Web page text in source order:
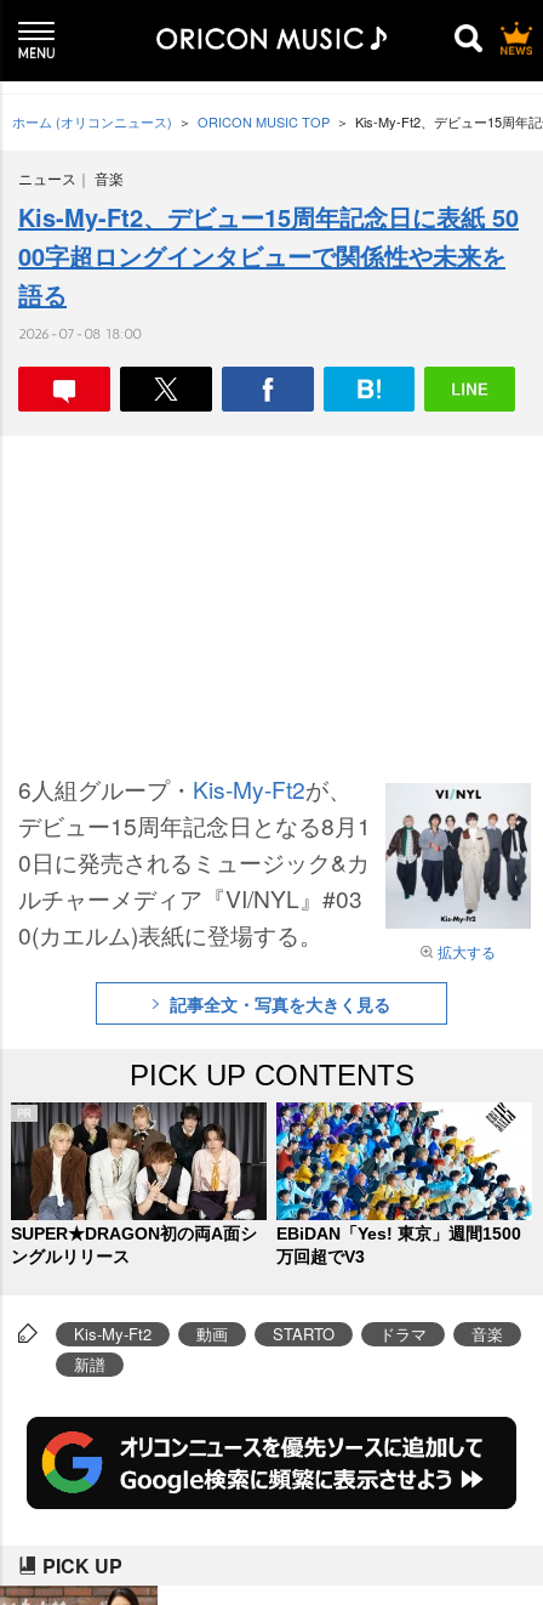
ホーム (オリコンニュース) ORICON MUSIC TOP Kis-My-Ft2、デビュー15周年
ニュース 音楽
Kis-My-Ft2、デビュー15周年記念日に表紙 50
00字超ロングインタビューで関係性や未来を
語る
2026-07-08 18:00
拡大する
6人組グループ・ Kis-My-Ft2が、
デビュー15周年記念日となる8月1
0日に発売されるミュージック&カ
ルチャーメディア『VI/NYL』#03
0(カエルム)表紙に登場する。
記事全文・写真を大きく見る
PICK UP CONTENTS
SUPER★DRAGON初の両A面シ
ングルリリース
EBiDAN「Yes! 東京」週間1500
万回超でV3
Kis-My-Ft2 動画 STARTO ドラマ
音楽
新譜
PICK UP